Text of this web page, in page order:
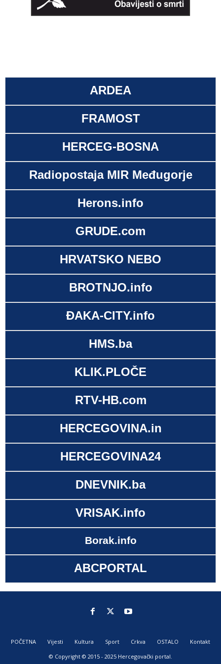
ARDEA
FRAMOST
HERCEG-BOSNA
Radiopostaja MIR Međugorje
Herons.info
GRUDE.com
HRVATSKO NEBO
BROTNJO.info
ĐAKA-CITY.info
HMS.ba
KLIK.PLOČE
RTV-HB.com
HERCEGOVINA.in
HERCEGOVINA24
DNEVNIK.ba
VRISAK.info
Borak.info
ABCPORTAL
POČETNA Vijesti Kultura Sport Crkva OSTALO
Kontakt
© Copyright © 2015 - 2025 Hercegovački portal.